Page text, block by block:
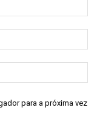
para a próxima vez